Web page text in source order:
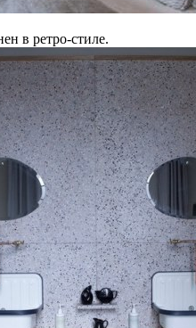
в ретро-стиле.